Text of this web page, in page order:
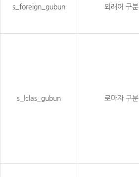
s_foreign_gubun 외래어 구분
s_lclas_gubun 로마자 구분